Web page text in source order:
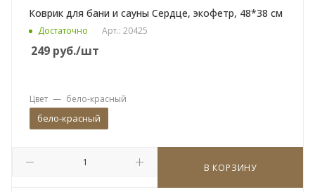
Коврик для бани и сауны Сердце, экофетр, 48*38 см
Достаточно Арт.: 20425
249 руб./шт
В КОРЗИНУ
Цвет — бело-красный
бело-красный